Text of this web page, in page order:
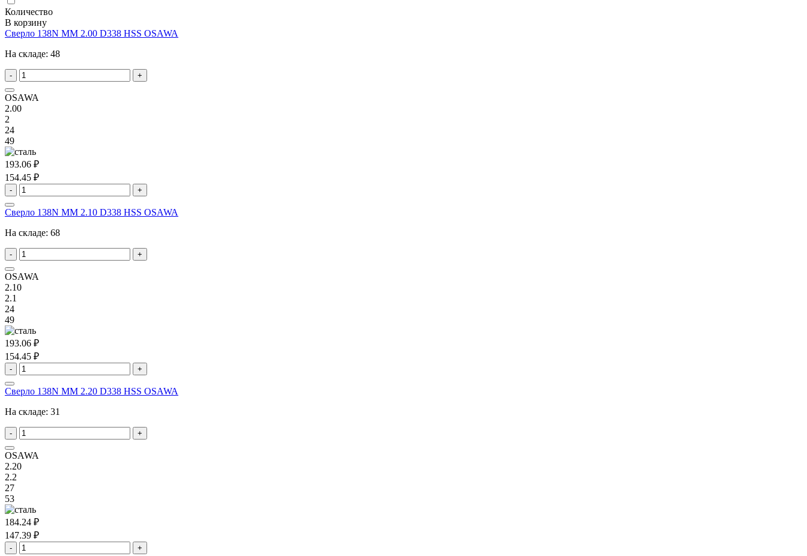
Количество
В корзину
Сверло 138N MM 2.00 D338 HSS OSAWA
На складе: 48
- +
OSAWA
2.00
2
24
49
193.06 ₽
154.45 ₽
- +
Сверло 138N MM 2.10 D338 HSS OSAWA
На складе: 68
- +
OSAWA
2.10
2.1
24
49
193.06 ₽
154.45 ₽
- +
Сверло 138N MM 2.20 D338 HSS OSAWA
На складе: 31
- +
OSAWA
2.20
2.2
27
53
184.24 ₽
147.39 ₽
- +